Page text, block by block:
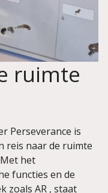
ruimte
Perseverance is
reis naar de ruimte
het
functies en de
zoals AR , staat